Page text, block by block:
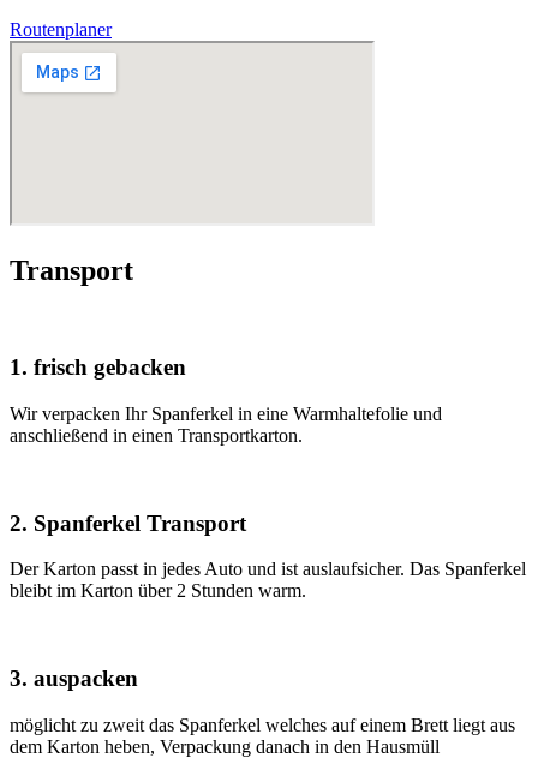
Routenplaner
Transport
1. frisch gebacken
Wir verpacken Ihr Spanferkel in eine Warmhaltefolie und
anschließend in einen Transportkarton.
2. Spanferkel Transport
Der Karton passt in jedes Auto und ist auslaufsicher. Das Spanferkel
bleibt im Karton über 2 Stunden warm.
3. auspacken
möglicht zu zweit das Spanferkel welches auf einem Brett liegt aus
dem Karton heben, Verpackung danach in den Hausmüll